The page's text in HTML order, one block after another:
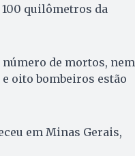
100 quilômetros da
número de mortos, nem
oito bombeiros estão
em Minas Gerais,